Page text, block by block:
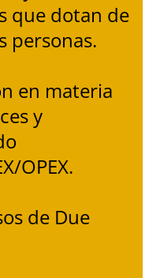
que dotan de
personas.
en materia
y
OPEX.
de Due